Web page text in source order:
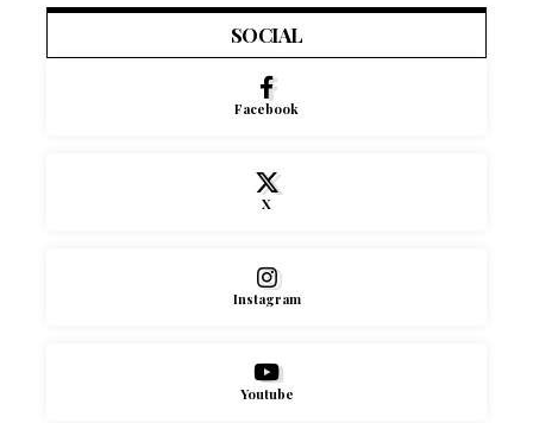
SOCIAL
Facebook
X
Instagram
Youtube